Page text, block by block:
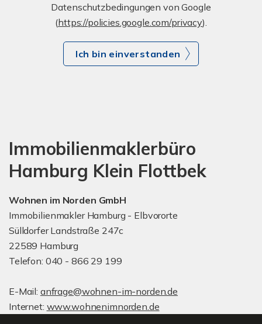
Datenschutzbedingungen von Google
(https://policies.google.com/privacy).
Ich bin einverstanden
Immobilienmaklerbüro
Hamburg Klein Flottbek
Wohnen im Norden GmbH
Immobilienmakler Hamburg - Elbvororte
Sülldorfer Landstraße 247c
22589 Hamburg
Telefon: 040 - 866 29 199
E-Mail: anfrage@wohnen-im-norden.de
Internet: www.wohnenimnorden.de